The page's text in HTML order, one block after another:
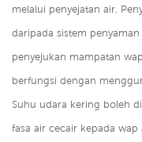
melalui penyejatan air.
daripada sistem
penyejukan mampatan
berfungsi dengan
Suhu udara kering boleh
fasa air cecair kepada